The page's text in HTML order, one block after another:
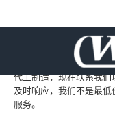
防水自行车前袋
防水自行车前袋工厂
代工制造，现在联系我
及时响应，我们不是最低
服务。